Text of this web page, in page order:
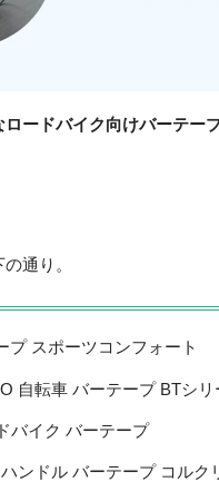
ロードバイク向けバーテー
通り。
プ スポーツコンフォート
自転車 バーテープ BTシリ
バイク バーテープ
ンドル バーテープ コルク